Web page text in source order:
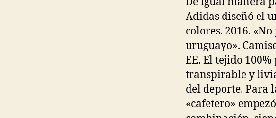
Adidas diseñó el
colores. 2016.
uruguayo».
EE. El tejido
transpirable y
del deporte. Para
«cafetero»